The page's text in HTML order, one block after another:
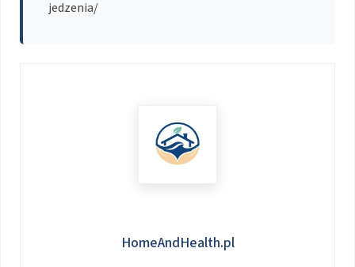
jedzenia/
HomeAndHealth.pl